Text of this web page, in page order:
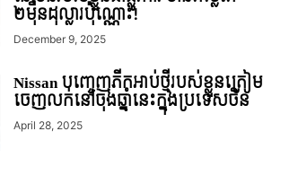
២មុឺនដុល្លារប៉ុណ្ណោះ!
December 9, 2025
Nissan បញ្ចេញភីកអាប់ថ្មីរបស់ខ្លួនត្រៀម
ចេញលក់នៅចុងឆ្នាំនេះក្នុងប្រទេសចិន
April 28, 2025